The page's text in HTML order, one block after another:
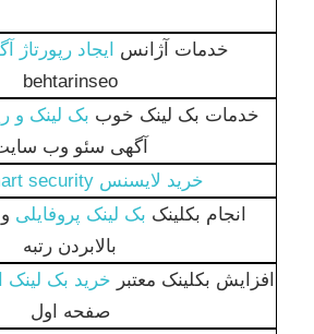
خدمات آژانس ایجاد رپورتاژ
behtarinseo
خدمات بک لینک خوب بک لینک و
آگهی سئو وب
خرید لایسنس eset smart security
انجام بکلینک بک لینک پروفایلی
بالابردن رتبه
افزایش بکلینک معتبر خرید بک لینک
صفحه اول